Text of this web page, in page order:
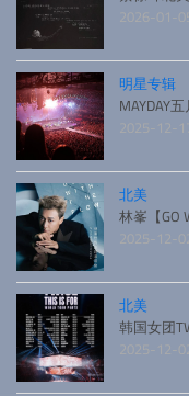
2026-01-
明星专辑
MAYDAY
2025-12-
北美
林峯【GO
2025-12-
北美
韩国女团
2025-12-